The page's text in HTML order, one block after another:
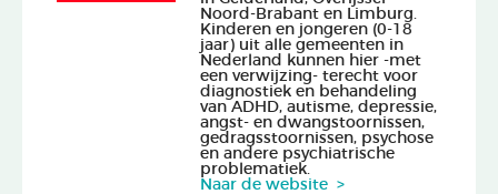
Noord-Brabant en Limburg.
Kinderen en jongeren (0-18
jaar) uit alle gemeenten in
Nederland kunnen hier -met
een verwijzing- terecht voor
diagnostiek en behandeling
van ADHD, autisme, depressie,
angst- en dwangstoornissen,
gedragsstoornissen, psychose
en andere psychiatrische
problematiek.
Naar de website >